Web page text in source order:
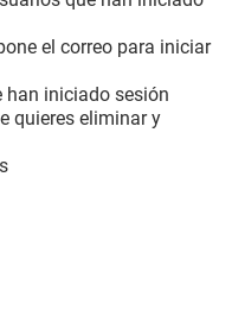
el correo para iniciar
han iniciado sesión
quieres eliminar y